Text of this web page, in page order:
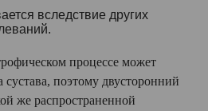
вследствие других
процессе может
поэтому двусторонний
же распространенной